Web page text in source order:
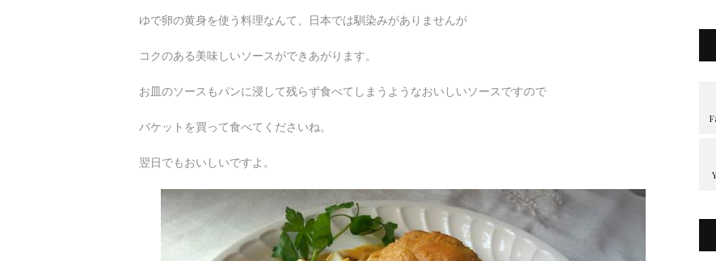
ゆで卵の黄身を使う料理なんて、日本では馴染みがありませんが
コクのある美味しいソースができあがります。
お皿のソースもパンに浸して残らず食べてしまうようなおいしいソースですので
バケットを買って食べてくださいね。
翌日でもおいしいですよ。